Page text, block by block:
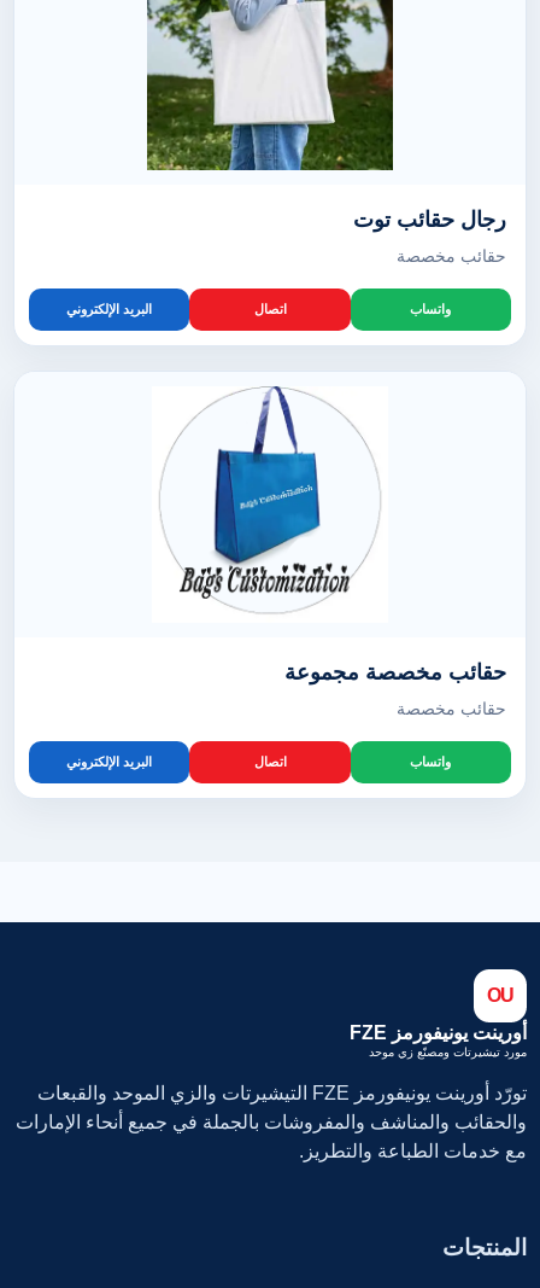
رجال حقائب توت
حقائب مخصصة
واتساب اتصال البريد الإلكتروني
حقائب مخصصة مجموعة
حقائب مخصصة
واتساب اتصال البريد الإلكتروني
OU
أورينت يونيفورمز FZE
مورد تيشيرتات ومصنّع زي موحد
تورّد أورينت يونيفورمز FZE التيشيرتات والزي الموحد والقبعات
والحقائب والمناشف والمفروشات بالجملة في جميع أنحاء الإمارات
مع خدمات الطباعة والتطريز.
المنتجات